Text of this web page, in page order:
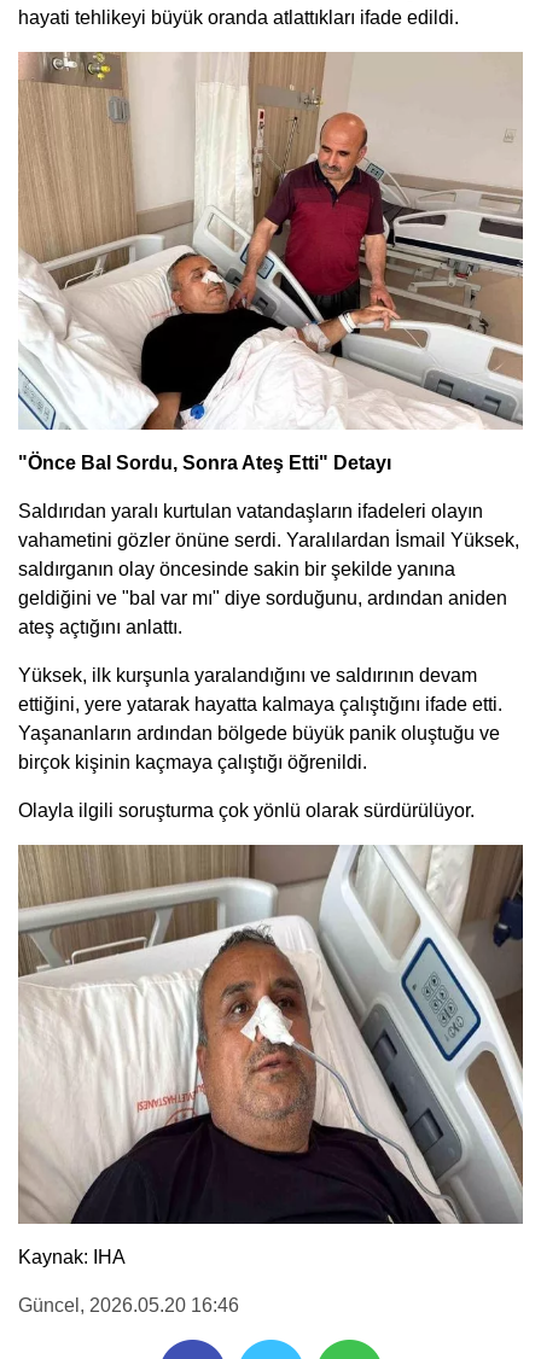
hayati tehlikeyi büyük oranda atlattıkları ifade edildi.
"Önce Bal Sordu, Sonra Ateş Etti" Detayı
Saldırıdan yaralı kurtulan vatandaşların ifadeleri olayın
vahametini gözler önüne serdi. Yaralılardan İsmail Yüksek,
saldırganın olay öncesinde sakin bir şekilde yanına
geldiğini ve "bal var mı" diye sorduğunu, ardından aniden
ateş açtığını anlattı.
Yüksek, ilk kurşunla yaralandığını ve saldırının devam
ettiğini, yere yatarak hayatta kalmaya çalıştığını ifade etti.
Yaşananların ardından bölgede büyük panik oluştuğu ve
birçok kişinin kaçmaya çalıştığı öğrenildi.
Olayla ilgili soruşturma çok yönlü olarak sürdürülüyor.
Kaynak: IHA
Güncel , 2026.05.20 16:46